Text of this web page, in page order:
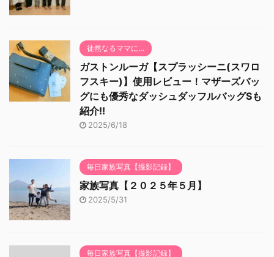
徒然なるママに…
ガストンルーガ【スプラッシーニ(スワロ
フスキー)】使用レビュー！マザーズバッ
グにも優秀なダッシュダッフルバッグSも
紹介!!
2025/6/18
毎日家族写真【撮影記録】
家族写真【２０２５年５月】
2025/5/31
毎日家族写真【撮影記録】